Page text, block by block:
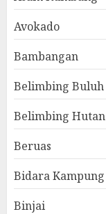
Avokado
Bambangan
Belimbing Buluh
Belimbing Hutan
Beruas
Bidara Kampung
Binjai